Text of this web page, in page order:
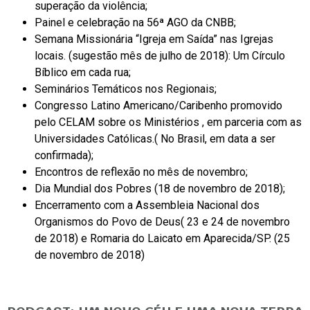
superação da violência;
Painel e celebração na 56ª AGO da CNBB;
Semana Missionária “Igreja em Saída” nas Igrejas
locais. (sugestão mês de julho de 2018): Um Círculo
Bíblico em cada rua;
Seminários Temáticos nos Regionais;
Congresso Latino Americano/Caribenho promovido
pelo CELAM sobre os Ministérios , em parceria com as
Universidades Católicas.( No Brasil, em data a ser
confirmada);
Encontros de reflexão no mês de novembro;
Dia Mundial dos Pobres (18 de novembro de 2018);
Encerramento com a Assembleia Nacional dos
Organismos do Povo de Deus( 23 e 24 de novembro
de 2018) e Romaria do Laicato em Aparecida/SP. (25
de novembro de 2018)